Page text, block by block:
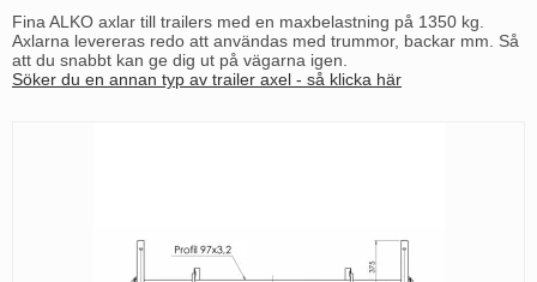
Fina ALKO axlar till trailers med en maxbelastning på 1350 kg.
Axlarna levereras redo att användas med trummor, backar mm. Så
att du snabbt kan ge dig ut på vägarna igen.
Söker du en annan typ av trailer axel - så klicka här